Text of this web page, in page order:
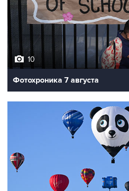
10
Фотохроника 7 августа